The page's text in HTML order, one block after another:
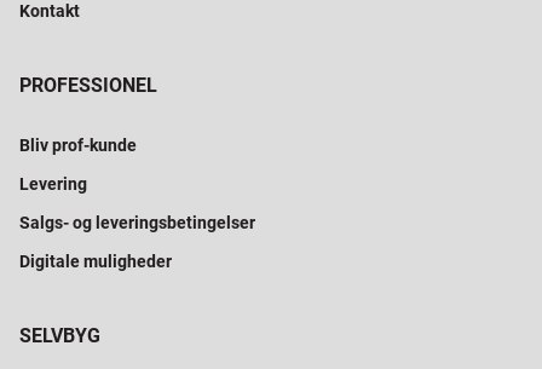
Kontakt
PROFESSIONEL
Bliv prof-kunde
Levering
Salgs- og leveringsbetingelser
Digitale muligheder
SELVBYG